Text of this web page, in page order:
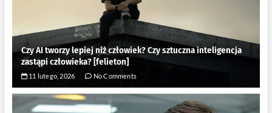
Czy AI tworzy lepiej niż człowiek? Czy sztuczna inteligencja
zastąpi człowieka? [felieton]
11 lutego, 2026 No Comments